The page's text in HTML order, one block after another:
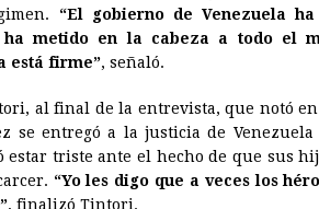
“El gobierno de Venezuela
metido en la cabeza a todo el
está firme”, señaló.
al final de la entrevista, que notó
se entregó a la justicia de
estar triste ante el hecho de que sus
“Yo les digo que a veces los
, finalizó Tintori.